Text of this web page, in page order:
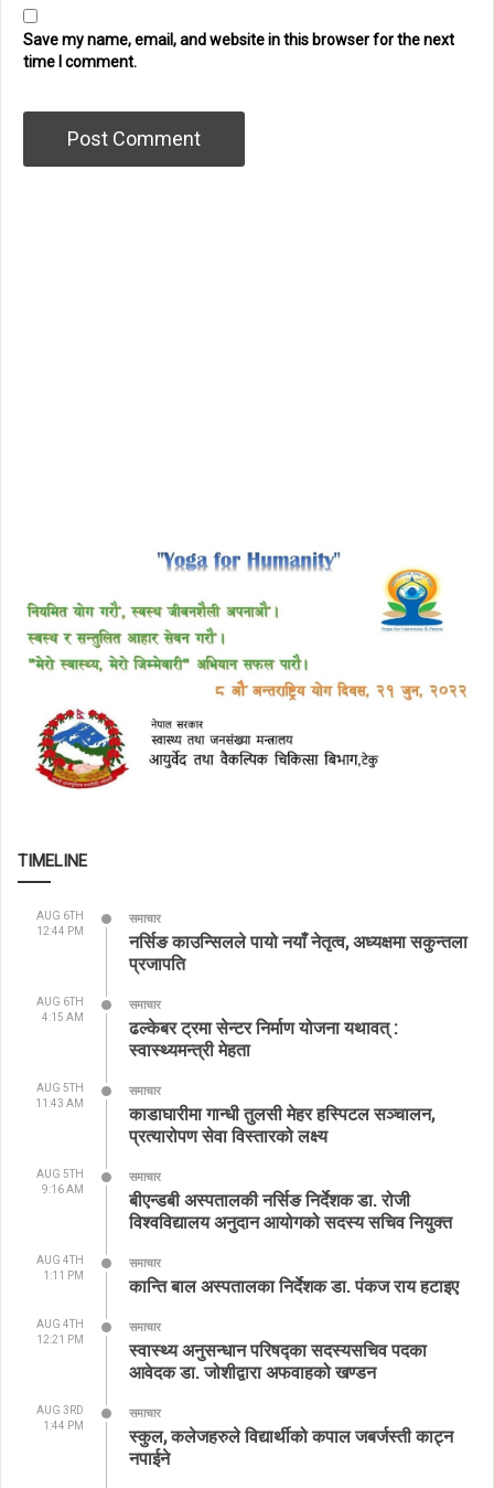
Save my name, email, and website in this browser for the next
time I comment.
TIMELINE
AUG 6TH
12:44 PM
समाचार
नर्सिङ काउन्सिलले पायो नयाँ नेतृत्व, अध्यक्षमा सकुन्तला
प्रजापति
AUG 6TH
4:15 AM
समाचार
ढल्केबर ट्रमा सेन्टर निर्माण योजना यथावत् :
स्वास्थ्यमन्त्री मेहता
AUG 5TH
11:43 AM
समाचार
काडाघारीमा गान्धी तुलसी मेहर हस्पिटल सञ्चालन,
प्रत्यारोपण सेवा विस्तारको लक्ष्य
AUG 5TH
9:16 AM
समाचार
बीएन्डबी अस्पतालकी नर्सिङ निर्देशक डा. रोजी
विश्वविद्यालय अनुदान आयोगको सदस्य सचिव नियुक्त
AUG 4TH
1:11 PM
समाचार
कान्ति बाल अस्पतालका निर्देशक डा. पंकज राय हटाइए
AUG 4TH
12:21 PM
समाचार
स्वास्थ्य अनुसन्धान परिषद्का सदस्यसचिव पदका
आवेदक डा. जोशीद्वारा अफवाहको खण्डन
AUG 3RD
1:44 PM
समाचार
स्कुल, कलेजहरुले विद्यार्थीको कपाल जबर्जस्ती काट्न
नपाईने